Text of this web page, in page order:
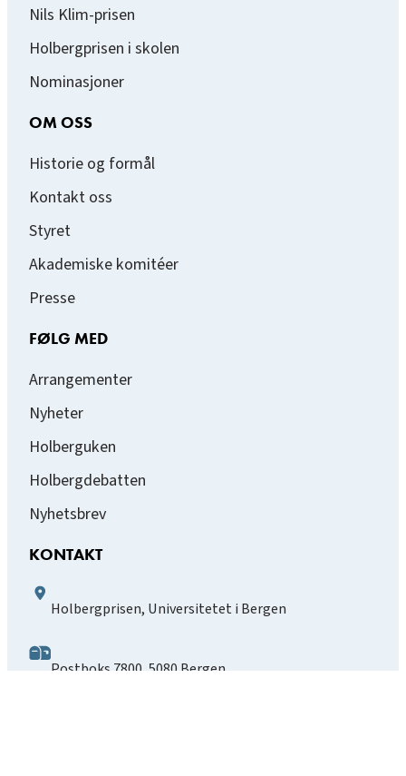
Nils Klim-prisen
Holbergprisen i skolen
Nominasjoner
OM OSS
Historie og formål
Kontakt oss
Styret
Akademiske komitéer
Presse
FØLG MED
Arrangementer
Nyheter
Holberguken
Holbergdebatten
Nyhetsbrev
KONTAKT
Holbergprisen, Universitetet i Bergen
Postboks 7800, 5080 Bergen